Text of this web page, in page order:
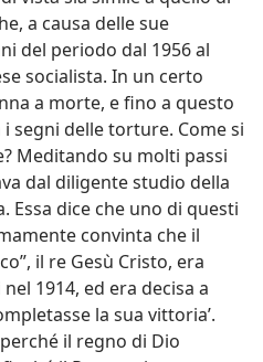
a causa delle sue
del periodo dal 1956 al
socialista. In un certo
a morte, e fino a questo
segni delle torture. Come si
Meditando su molti passi
dal diligente studio della
Essa dice che uno di questi
convinta che il
il re Gesù Cristo, era
1914, ed era decisa a
la sua vittoria’.
il regno di Dio